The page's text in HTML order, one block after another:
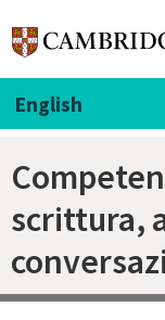
English
scrittura,